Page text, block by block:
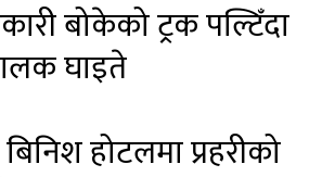
बोकेको ट्रक पल्टिँदा
घाइते
होटलमा प्रहरीको